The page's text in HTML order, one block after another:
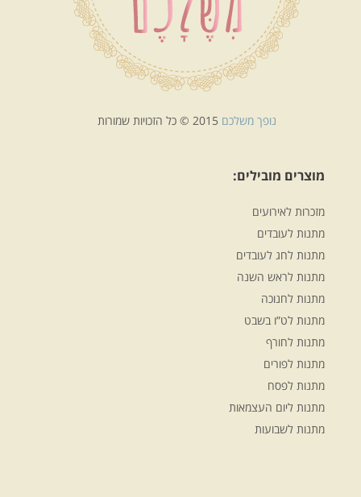
נופך משלכם
מוצרים מובילים:
מזכרות לאירועים
מתנות לעובדים
מתנות לחג לעובדים
מתנות לראש השנה
מתנות לחנוכה
מתנות לט”ו בשבט
מתנות לחורף
מתנות לפורים
מתנות לפסח
מתנות ליום העצמאות
מתנות לשבועות